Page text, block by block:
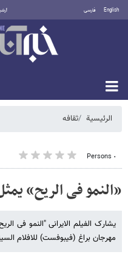
English فارسی
الرئيسية ثقافه
٠ Persons
«النمو فی الریح»
یشارک الفیلم الایرانی "النمو فی
مهرجان براغ (فیبوفست) للافلام